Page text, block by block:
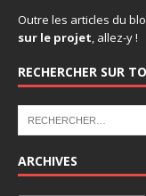
Outre les articles du
sur le projet, allez-y !
RECHERCHER SUR
ARCHIVES